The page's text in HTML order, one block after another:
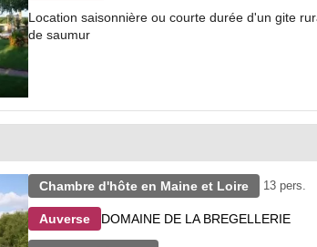
Location saisonnière ou courte durée d'un gite
de saumur
Chambre d'hôte en Maine et Loire 13 pers.
Auverse DOMAINE DE LA BREGELLERIE